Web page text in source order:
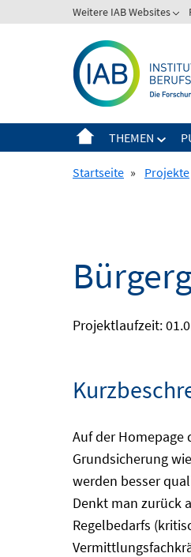
zum
Weitere IAB Websites
THEMEN
Startseite » Projekte
Projektlaufzeit:
Auf der Homepage
Grundsicherung
werden besser
Denkt man zurück
Regelbedarfs